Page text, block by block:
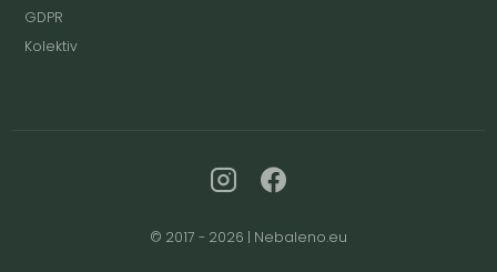
GDPR
Kolektiv
© 2017 - 2026 | Nebaleno.eu